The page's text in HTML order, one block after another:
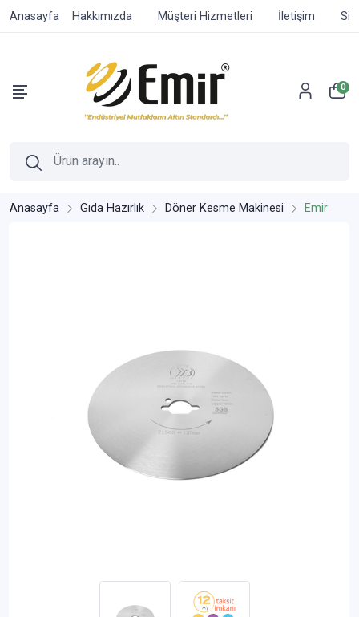
Anasayfa Hakkımızda Müşteri Hizmetleri İletişim
0
Anasayfa Gıda Hazırlık Döner Kesme Makinesi Emir